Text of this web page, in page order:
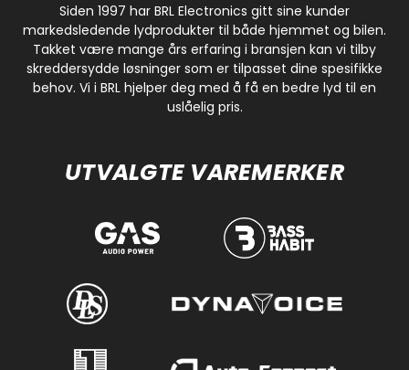
Siden 1997 har BRL Electronics gitt sine kunder
markedsledende lydprodukter til både hjemmet og bilen.
Takket være mange års erfaring i bransjen kan vi tilby
skreddersydde løsninger som er tilpasset dine spesifikke
behov. Vi i BRL hjelper deg med å få en bedre lyd til en
uslåelig pris.
UTVALGTE VAREMERKER